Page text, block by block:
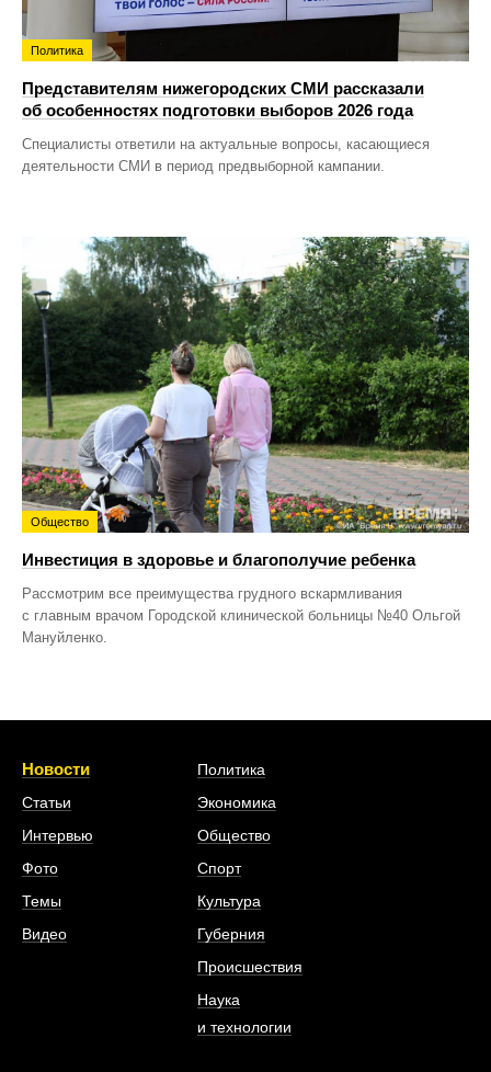
Политика
Представителям нижегородских СМИ рассказали
об особенностях подготовки выборов 2026 года
Специалисты ответили на актуальные вопросы, касающиеся
деятельности СМИ в период предвыборной кампании.
Общество
Инвестиция в здоровье и благополучие ребенка
Рассмотрим все преимущества грудного вскармливания
с главным врачом Городской клинической больницы №40 Ольгой
Мануйленко.
Новости
Статьи
Интервью
Фото
Темы
Видео
Политика
Экономика
Общество
Спорт
Культура
Губерния
Происшествия
Наука
и технологии